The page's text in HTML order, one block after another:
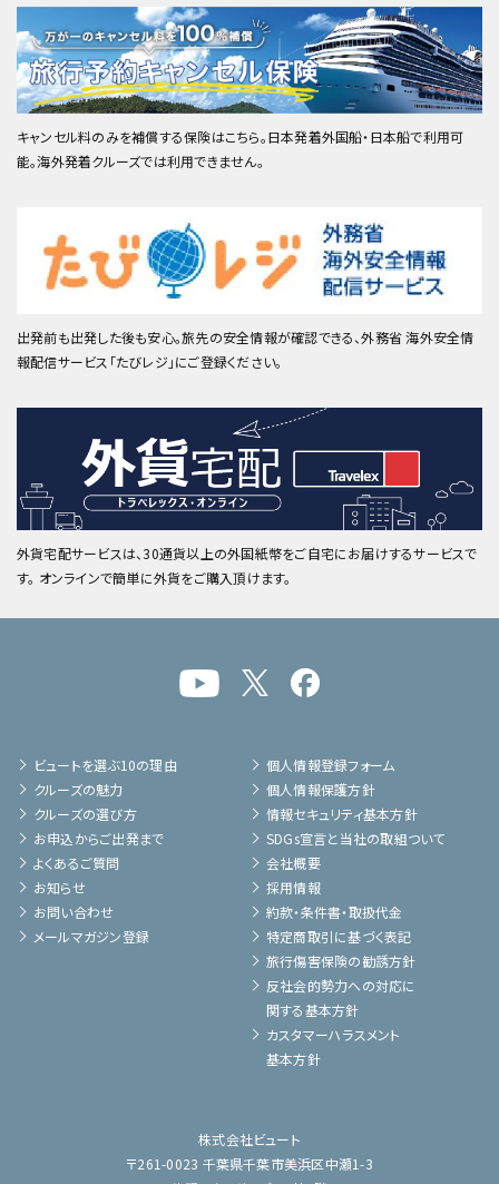
キャンセル料のみを補償する保険はこちら。日本発着外国船・日本船で利用可
能。海外発着クルーズでは利用できません。
出発前も出発した後も安心。旅先の安全情報が確認できる、外務省 海外安全情
報配信サービス「たびレジ」にご登録ください。
外貨宅配サービスは、30通貨以上の外国紙幣をご自宅にお届けするサービスで
す。 オンラインで簡単に外貨をご購入頂けます。
ビュートを選ぶ10の理由
クルーズの魅力
クルーズの選び方
お申込からご出発まで
よくあるご質問
お知らせ
お問い合わせ
メールマガジン登録
個人情報登録フォーム
個人情報保護方針
情報セキュリティ基本方針
SDGs宣言と当社の取組ついて
会社概要
採用情報
約款・条件書・取扱代金
特定商取引に基づく表記
旅行傷害保険の勧誘方針
反社会的勢力への対応に
関する基本方針
カスタマーハラスメント
基本方針
株式会社ビュート
〒261-0023 千葉県千葉市美浜区中瀬1-3